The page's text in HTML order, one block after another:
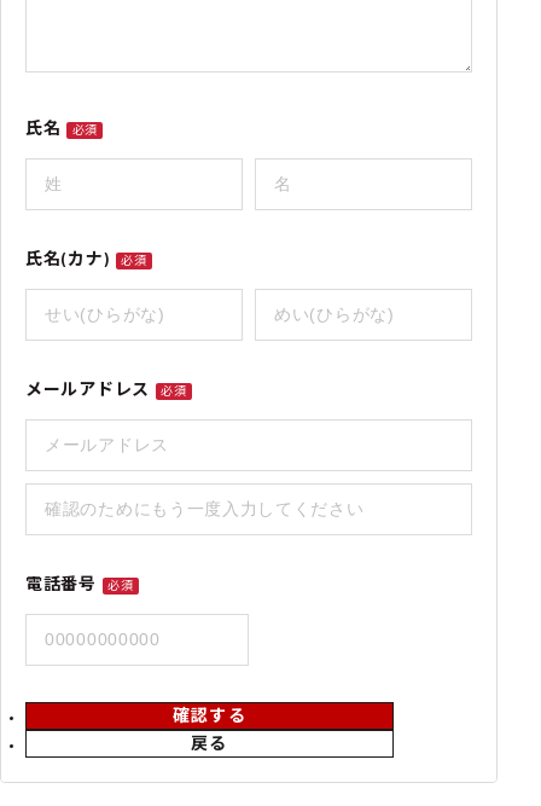
氏名 必須
氏名(カナ) 必須
メールアドレス 必須
電話番号 必須
戻る
確認する